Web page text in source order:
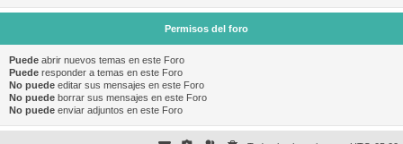
Permisos del foro
Puede abrir nuevos temas en este Foro
Puede responder a temas en este Foro
No puede editar sus mensajes en este Foro
No puede borrar sus mensajes en este Foro
No puede enviar adjuntos en este Foro